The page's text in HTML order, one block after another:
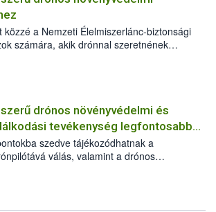
közzé a Nemzeti Élelmiszerlánc-biztonsági
számára, akik drónnal szeretnének
tápanyag-gazdálkodási tevékenységet
Az összefoglaló részletesen
feltételek.
drónos növényvédelmi és
tevékenység legfontosabb
szedve tájékozódhatnak a
válás, valamint a drónos
gazdálkodási tevékenység
feltételeiről*.